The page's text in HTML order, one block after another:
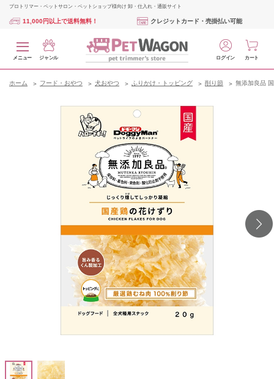
プロトリマー・ペットサロン・ペットショップ様向け 卸・仕入れ・通販サイト
11,000円以上で送料無料！ クレジットカード・売掛払い可能
メニュー ジャンル ログイン カート
ホーム フード・おやつ 犬おやつ ふりかけ・トッピング 削り節 無添加良品